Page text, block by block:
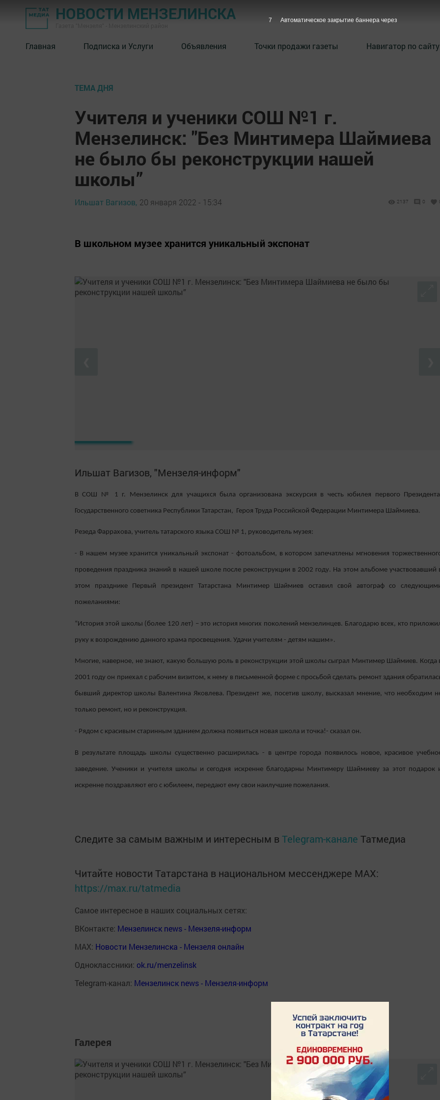
НОВОСТИ МЕНЗЕЛИНСКА
Главная Подписка и Услуги Объявления Точки продажи газеты Навигатор по сайту
ТЕМА ДНЯ
Учителя и ученики СОШ №1 г.
Мензелинск: "Без Минтимера Шаймиева
не было бы реконструкции нашей
школы”
Ильшат Вагизов, 20 января 2022 - 15:34 2137 0
В школьном музее хранится уникальный экспонат
Ильшат Вагизов, "Мензеля-информ"
В СОШ № 1 г. Мензелинск для учащихся была организована экскурсия в честь юбилея первого
Государственного советника Республики Татарстан, Героя Труда Российской Федерации Минтимера Шаймиева.
Резеда Фаррахова, учитель татарского языка СОШ № 1, руководитель музея:
- В нашем музее хранится уникальный экспонат - фотоальбом, в котором запечатлены мгновения
проведения праздника знаний в нашей школе после реконструкции в 2002 году. На этом альбоме участвовавший
этом празднике Первый президент Татарстана Минтимер Шаймиев оставил свой автограф со
пожеланиями:
“История этой школы (более 120 лет) – это история многих поколений мензелинцев. Благодарю всех, кто
руку к возрождению данного храма просвещения. Удачи учителям - детям нашим».
Многие, наверное, не знают, какую большую роль в реконструкции этой школы сыграл Минтимер Шаймиев. Когда
2001 году он приехал с рабочим визитом, к нему в письменной форме с просьбой сделать ремонт здания
бывший директор школы Валентина Яковлева. Президент же, посетив школу, высказал мнение, что необходим
только ремонт, но и реконструкция.
- Рядом с красивым старинным зданием должна появиться новая школа и точка!- сказал он.
В результате площадь школы существенно расширилась - в центре города появилось новое, красивое
заведение. Ученики и учителя школы и сегодня искренне благодарны Минтимеру Шаймиеву за этот подарок
искренне поздравляют его с юбилеем, передают ему свои наилучшие пожелания.
Следите за самым важным и интересным в Telegram-канале Татмедиа
Читайте новости Татарстана в национальном мессенджере MАХ:
https://max.ru/tatmedia
Самое интересное в наших социальных сетях:
ВКонтакте: Мензелинск news - Мензеля-информ
MAX: Новости Мензелинска - Мензеля онлайн
Одноклассники: ok.ru/menzelinsk
Telegram-канал: Мензелинск news - Мензеля-информ
Галерея
6 Автоматическое закрытие баннера через